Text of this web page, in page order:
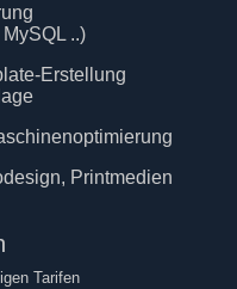
..)
Erstellung
Printmedien
Tarifen